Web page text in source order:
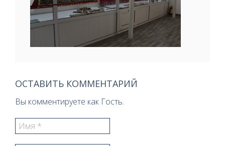
ОСТАВИТЬ КОММЕНТАРИЙ
Вы комментируете как Гость.